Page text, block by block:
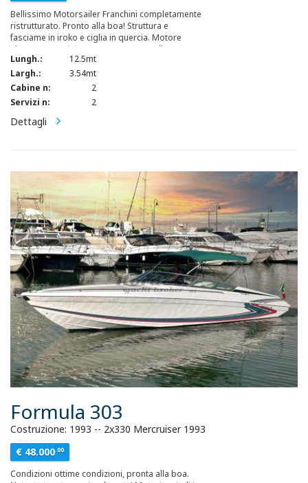
Bellissimo Motorsailer Franchini completamente
ristrutturato. Pronto alla boa! Struttura e
fasciame in iroko e ciglia in quercia. Motore
sbarcato e revisionato a nuovo 2020, line asse
nuova 2021. Impianto fotvoltaico.
Lungh.:
12.5mt
Largh.:
3.54mt
Cabine n:
2
Servizi n:
2
Dettagli
Formula 303
Costruzione: 1993 -- 2x330 Mercruiser 1993
€ 48.000.00
Condizioni ottime condizioni, pronta alla boa.